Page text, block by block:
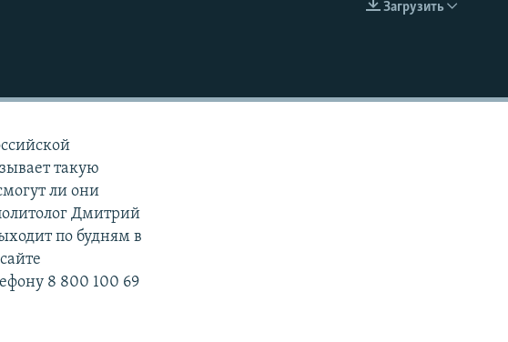
EMBED
Загрузить
такую
ли они
Дмитрий
по будням в
8 800 100 69